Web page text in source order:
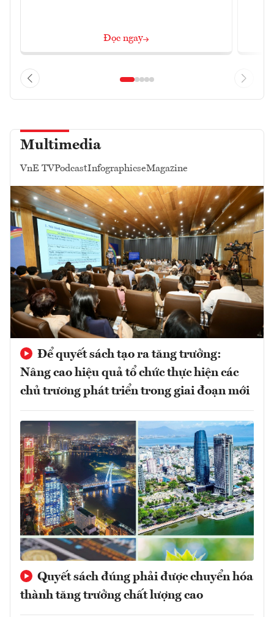
Đọc ngay
Multimedia
VnE TVPodcastInfographicseMagazine
Để quyết sách tạo ra tăng trưởng:
Nâng cao hiệu quả tổ chức thực hiện các
chủ trương phát triển trong giai đoạn mới
Quyết sách đúng phải được chuyển hóa
thành tăng trưởng chất lượng cao